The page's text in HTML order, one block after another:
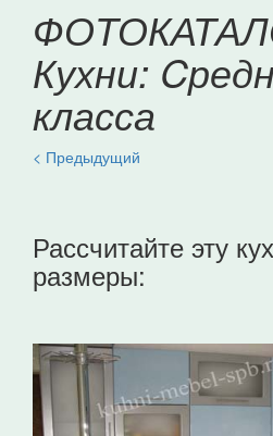
Кухни:
класса
< Предыдущий
Рассчитайте эту
размеры: